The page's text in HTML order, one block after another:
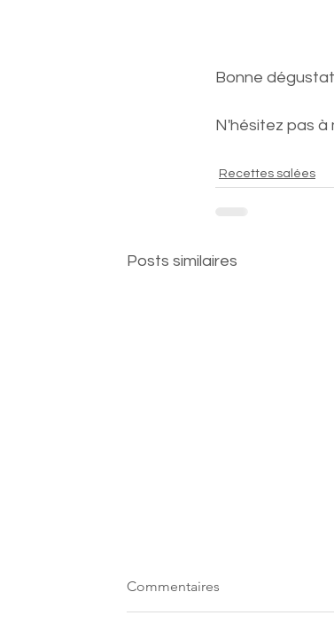
Bonne
N'hésitez pas à
Recettes salées
Posts similaires
Commentaires